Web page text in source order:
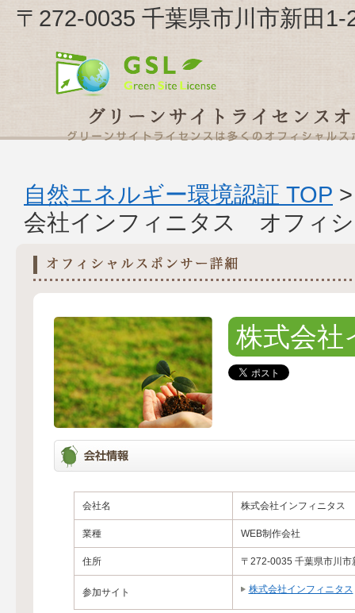
〒272-0035 千葉県市川市新田
自然エネルギー環境認証 TOP
会社インフィニタス オフィ
株式会社
会社名 株式会社インフィニタス
業種 WEB制作会社
住所 〒272-0035 千葉県市川市
参加サイト 株式会社インフィニタス